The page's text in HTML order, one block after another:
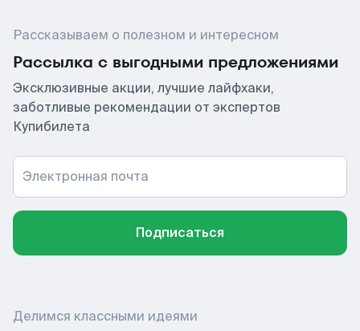
Рассказываем о полезном и интересном
Рассылка с выгодными предложениями
Эксклюзивные акции, лучшие лайфхаки,
заботливые рекомендации от экспертов
Купибилета
Электронная почта
Подписаться
Делимся классными идеями